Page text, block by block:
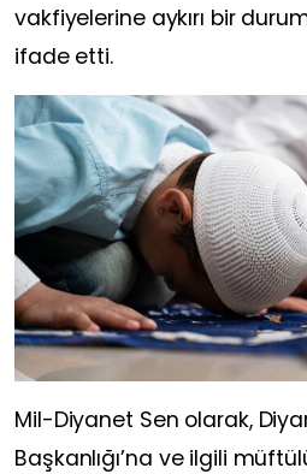
vakfiyelerine aykırı bir
ifade etti.
Mil-Diyanet Sen olarak,
Başkanlığı’na ve ilgili